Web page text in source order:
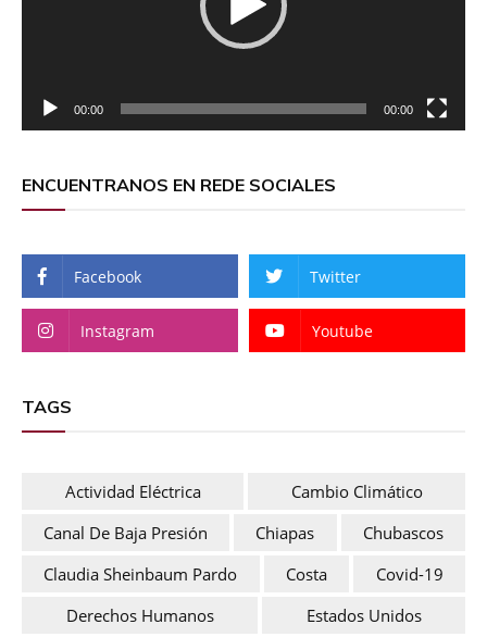
00:00 00:00
ENCUENTRANOS EN REDE SOCIALES
Facebook Twitter
Instagram Youtube
TAGS
Actividad Eléctrica
Cambio Climático
Canal De Baja Presión
Chiapas
Chubascos
Claudia Sheinbaum Pardo
Costa
Covid-19
Derechos Humanos
Estados Unidos